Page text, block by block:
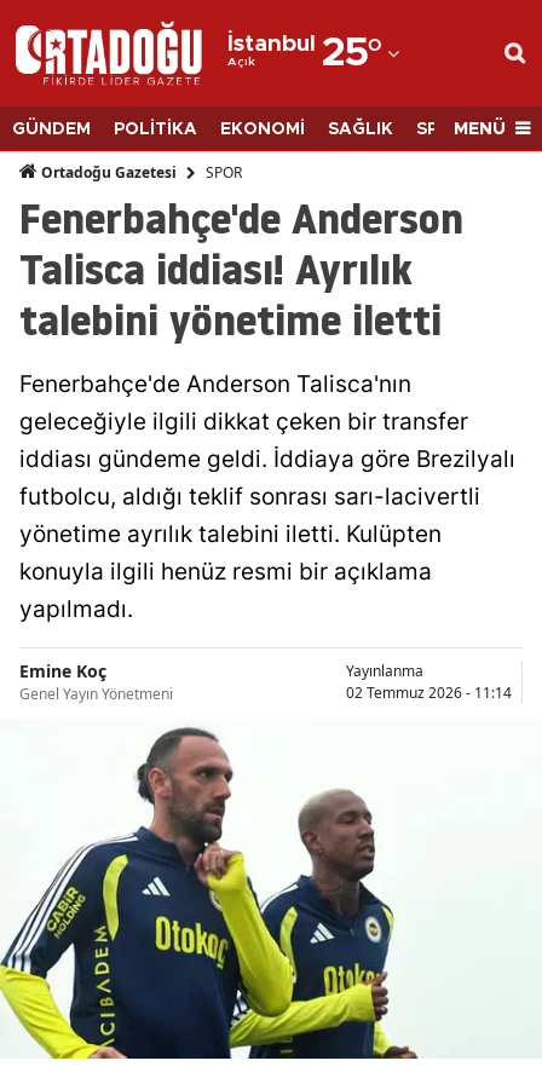
İstanbul
Açık 25°
Adana
Adıyaman
Ağrı
Amasya
Ankara
Antalya
Artvin
Aydın
Balıkesir
Bilecik
Bursa
Çanakkale
Çankırı
Çorum
Denizli
Diyarbakır
GÜNDEM POLİTİKA EKONOMİ SAĞLIK SPORMENÜ
Ortadoğu Gazetesi SPOR
Fenerbahçe'de Anderson
Talisca iddiası! Ayrılık
talebini yönetime iletti
Fenerbahçe'de Anderson Talisca'nın
geleceğiyle ilgili dikkat çeken bir transfer
iddiası gündeme geldi. İddiaya göre Brezilyalı
futbolcu, aldığı teklif sonrası sarı-lacivertli
yönetime ayrılık talebini iletti. Kulüpten
konuyla ilgili henüz resmi bir açıklama
yapılmadı.
Emine Koç
Genel Yayın Yönetmeni
Yayınlanma
02 Temmuz 2026 - 11:14